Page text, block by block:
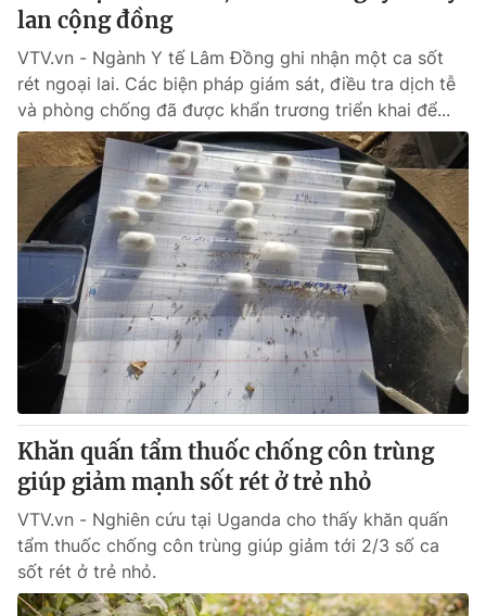
lan cộng đồng
VTV.vn - Ngành Y tế Lâm Đồng ghi nhận một ca sốt
rét ngoại lai. Các biện pháp giám sát, điều tra dịch tễ
và phòng chống đã được khẩn trương triển khai để...
Khăn quấn tẩm thuốc chống côn trùng
giúp giảm mạnh sốt rét ở trẻ nhỏ
VTV.vn - Nghiên cứu tại Uganda cho thấy khăn quấn
tẩm thuốc chống côn trùng giúp giảm tới 2/3 số ca
sốt rét ở trẻ nhỏ.